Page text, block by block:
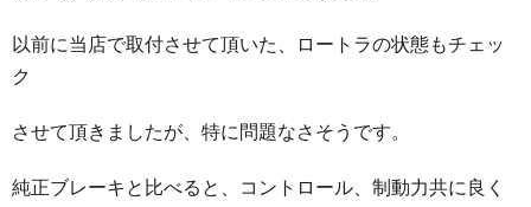
以前に当店で取付させて頂いた、ロートラの状態もチェッ
ク
させて頂きましたが、特に問題なさそうです。
純正ブレーキと比べると、コントロール、制動力共に良く